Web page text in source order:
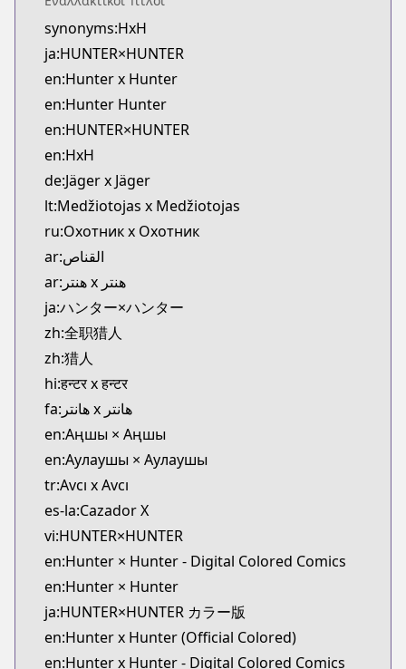
MangaUpdates
https://www.mangaupdates.com/
Book☆Walker
Book☆Walker
https://bookwalker.jp/series/13152/list
Official English
https://mangaplus.shueisha.co.jp/titles/100015
Shonen Jump
Shonen Jump
https://www.shonenjump.com/j/rensai/
Viz
https://www.viz.com/shonenjump/chapters/
MANGA Plus
MANGA Plus
https://mangaplus.shueisha.co.jp/titles/700012
Shonen Jump Plus
Shonen Jump Plus
https://shonenjumpplus.com/episode/
MANGA Plus
MANGA Plus
https://mangaplus.shueisha.co.jp/titles/100015
synonyms:HxH
ja:HUNTER×HUNTER
en:Hunter x Hunter
en:Hunter Hunter
en:HUNTER×HUNTER
en:HxH
de:Jäger x Jäger
lt:Medžiotojas x Medžiotojas
ru:Охотник х Охотник
ar:القناص
ar:هنتر x هنتر
ja:ハンター×ハンター
zh:全职猎人
zh:猎人
hi:हन्टर x हन्टर
fa:هانتر x هانتر
en:Аңшы × Аңшы
en:Аулаушы × Аулаушы
tr:Avcı x Avcı
es-la:Cazador X
vi:HUNTER×HUNTER
en:Hunter × Hunter - Digital Colored Comics
en:Hunter × Hunter
ja:HUNTER×HUNTER カラー版
en:Hunter x Hunter (Official Colored)
en:Hunter x Hunter - Digital Colored Comics